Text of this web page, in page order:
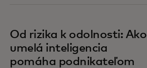
Od rizika k odolnosti: Ako
umelá inteligencia
pomáha podnikateľom